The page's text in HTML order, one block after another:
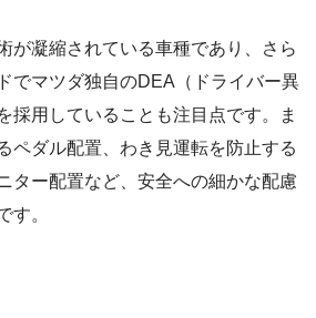
が凝縮されている車種であり、さら
でマツダ独自のDEA（ドライバー異
採用していることも注目点です。ま
ペダル配置、わき見運転を防止する
ター配置など、安全への細かな配慮
す。